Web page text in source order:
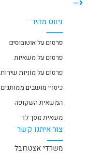
הקודם
צור איתנו קשר
משרדי אצטרובל
ניווט מהיר
פרסום על אוטובוסים
פרסום על משאיות
פרסום על מוניות שירות
כיסויי מושבים ממותגים
המשאית השקופה
משאית מסך לד